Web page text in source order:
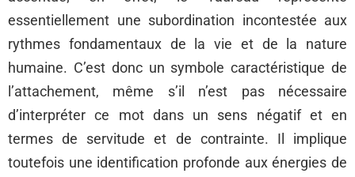
essentiellement une subordination incontestée aux
rythmes fondamentaux de la vie et de la nature
humaine. C’est donc un symbole caractéristique de
l’attachement, même s’il n’est pas nécessaire
d’interpréter ce mot dans un sens négatif et en
termes de servitude et de contrainte. Il implique
toutefois une identification profonde aux énergies de